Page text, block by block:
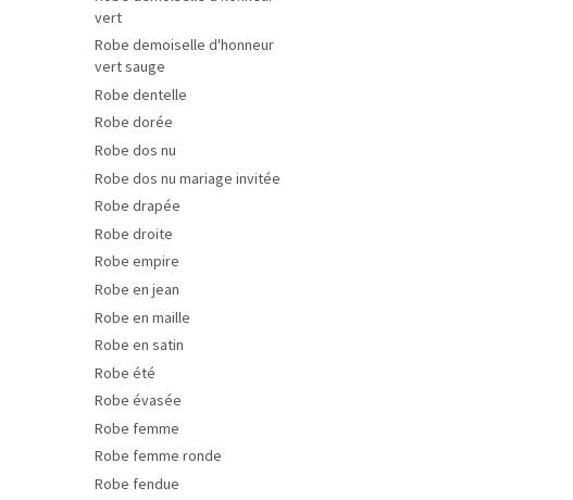
vert
Robe demoiselle d'honneur
vert sauge
Robe dentelle
Robe dorée
Robe dos nu
Robe dos nu mariage invitée
Robe drapée
Robe droite
Robe empire
Robe en jean
Robe en maille
Robe en satin
Robe été
Robe évasée
Robe femme
Robe femme ronde
Robe fendue